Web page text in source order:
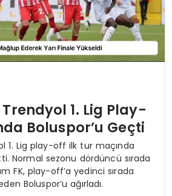
1. Lig Play-
Boluspor’u Geçti
1. Lig play-off ilk tur maçında
Normal sezonu dördüncü sırada
FK, play-off’a yedinci sırada
Boluspor’u ağırladı.